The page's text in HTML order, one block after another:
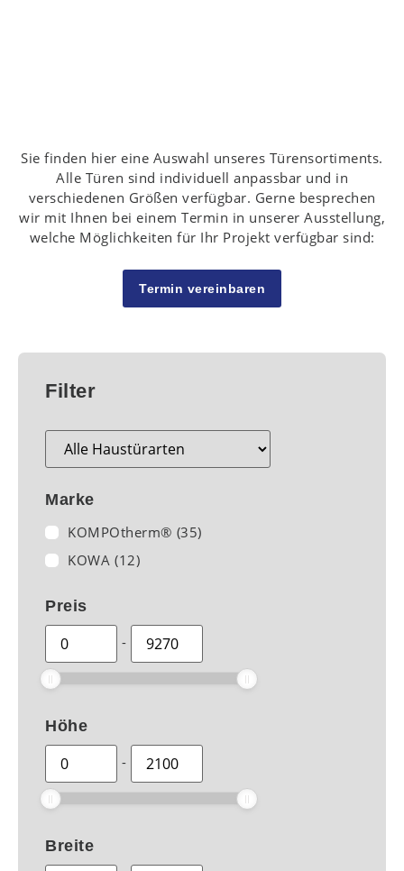
Sie finden hier eine Auswahl unseres Türensortiments.
Alle Türen sind individuell anpassbar und in
verschiedenen Größen verfügbar. Gerne besprechen
wir mit Ihnen bei einem Termin in unserer Ausstellung,
welche Möglichkeiten für Ihr Projekt verfügbar sind:
Termin vereinbaren
Filter
Marke
KOMPOtherm® (35)
KOWA (12)
Preis
-
Höhe
-
Breite